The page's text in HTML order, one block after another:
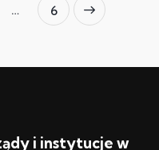
… 6
>
i instytucje w